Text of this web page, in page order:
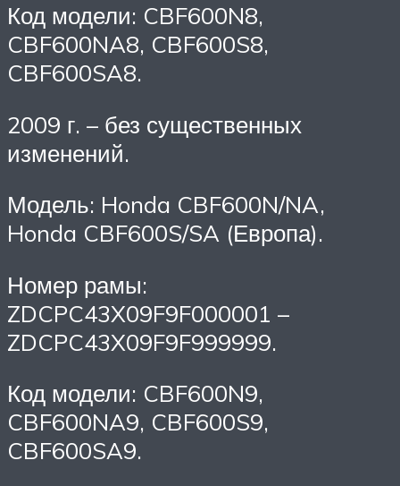
Код модели: CBF600N8,
CBF600NA8, CBF600S8,
CBF600SA8.
2009 г. – без существенных
изменений.
Модель: Honda CBF600N/NA,
Honda CBF600S/SA (Европа).
Номер рамы:
ZDCPC43X09F9F000001 –
ZDCPC43X09F9F999999.
Код модели: CBF600N9,
CBF600NA9, CBF600S9,
CBF600SA9.